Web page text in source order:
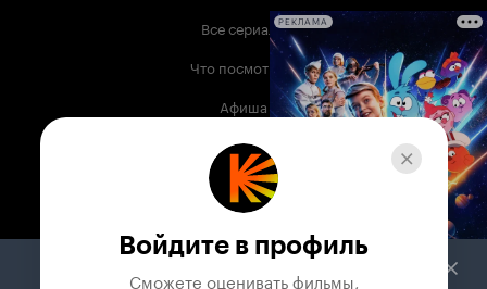
Все сериалы
Что посмотреть
Афиша
Музыка
Телепрограмма
Служба поддержки
РЕКЛАМА
Войдите в профиль
Сможете оценивать фильмы,